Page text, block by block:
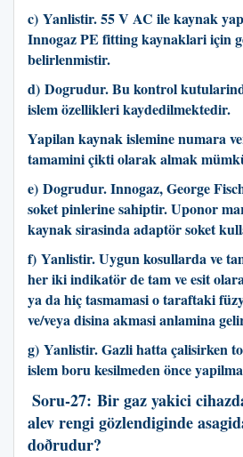
c) Yanlistir. 55 V AC ile kaynak
Innogaz PE fitting kaynaklari için
belirlenmistir.
d) Dogrudur. Bu kontrol
islem özellikleri kaydedilmektedir.
Yapilan kaynak islemine numara
tamamini çikti olarak almak
e) Dogrudur. Innogaz, George
soket pinlerine sahiptir. Uponor
kaynak sirasinda adaptör soket
f) Yanlistir. Uygun kosullarda ve
her iki indikatör de tam ve esit
ya da hiç tasmamasi o taraftaki
ve/veya disina akmasi anlamina
g) Yanlistir. Gazli hatta çalisirken
islem boru kesilmeden önce
Soru-27: Bir gaz yakici
alev rengi gözlendiginde
doðrudur?